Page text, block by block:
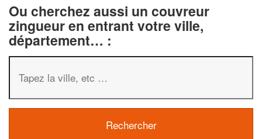
Ou cherchez aussi un couvreur
zingueur en entrant votre ville,
département… :